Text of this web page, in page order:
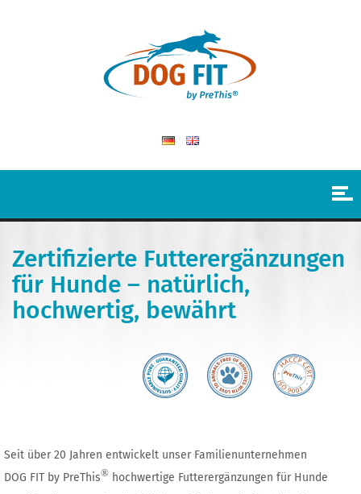
Zertifizierte Futterergänzungen
für Hunde – natürlich,
hochwertig, bewährt
Seit über 20 Jahren entwickelt unser Familienunternehmen
DOG FIT by PreThis®hochwertige Futterergänzungen für Hunde